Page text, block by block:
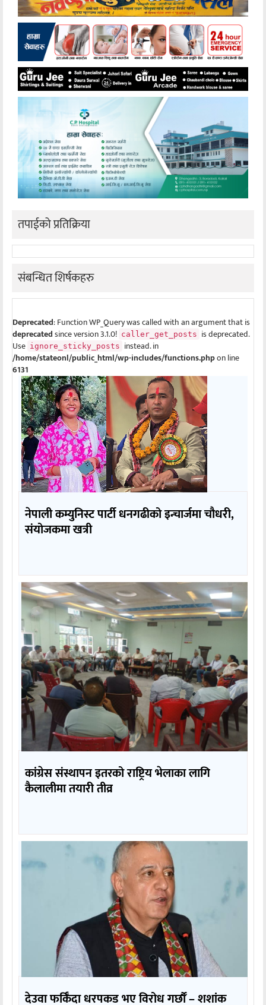
तपाईको प्रतिक्रिया
संबन्धित शिर्षकहरु
Deprecated: Function WP_Query was called with an argument that is
deprecatedsince version 3.1.0! caller_get_posts is deprecated.
Use ignore_sticky_posts instead. in
/home/stateonl/public_html/wp-includes/functions.phpon line
6131
नेपाली कम्युनिस्ट पार्टी धनगढीको इन्चार्जमा चौधरी,
संयोजकमा खत्री
कांग्रेस संस्थापन इतरको राष्ट्रिय भेलाका लागि
कैलालीमा तयारी तीव्र
देउवा फर्किँदा धरपकड भए विरोध गर्छौँं – शशांक